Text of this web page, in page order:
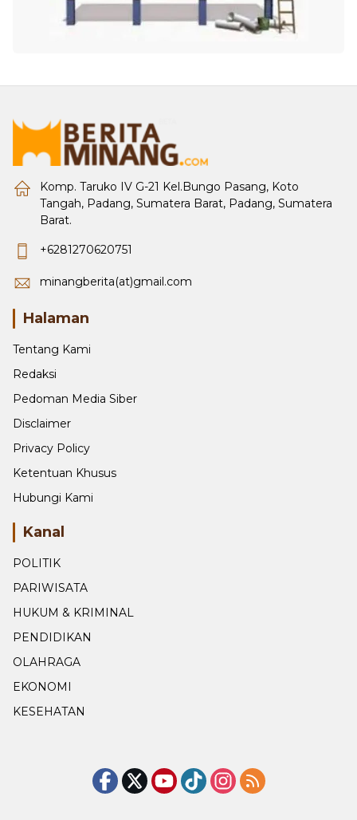
Komp. Taruko IV G-21 Kel.Bungo Pasang, Koto
Tangah, Padang, Sumatera Barat, Padang, Sumatera
Barat.
+6281270620751
minangberita(at)gmail.com
Halaman
Tentang Kami
Redaksi
Pedoman Media Siber
Disclaimer
Privacy Policy
Ketentuan Khusus
Hubungi Kami
Kanal
POLITIK
PARIWISATA
HUKUM & KRIMINAL
PENDIDIKAN
OLAHRAGA
EKONOMI
KESEHATAN